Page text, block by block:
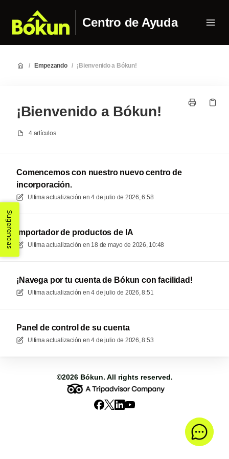
Centro de Ayuda
/ Empezando / ¡Bienvenido a Bókun!
¡Bienvenido a Bókun!
4 artículos
Comencemos con nuestro nuevo centro de
incorporación.
Ultima actualización en 4 de julio de 2026, 6:58
Importador de productos de IA
Ultima actualización en 18 de mayo de 2026, 10:48
¡Navega por tu cuenta de Bókun con facilidad!
Ultima actualización en 4 de julio de 2026, 8:51
Panel de control de su cuenta
Ultima actualización en 4 de julio de 2026, 8:53
©2026 Bókun. All rights reserved.
Sugerencias